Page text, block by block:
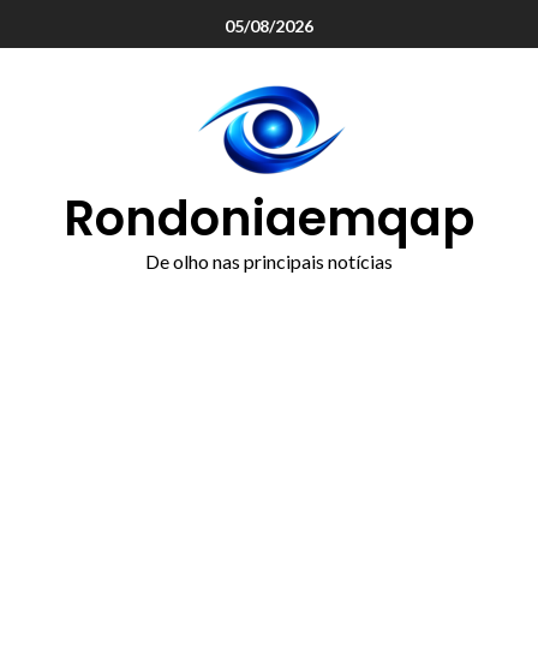
05/08/2026
Rondoniaemqap
De olho nas principais notícias